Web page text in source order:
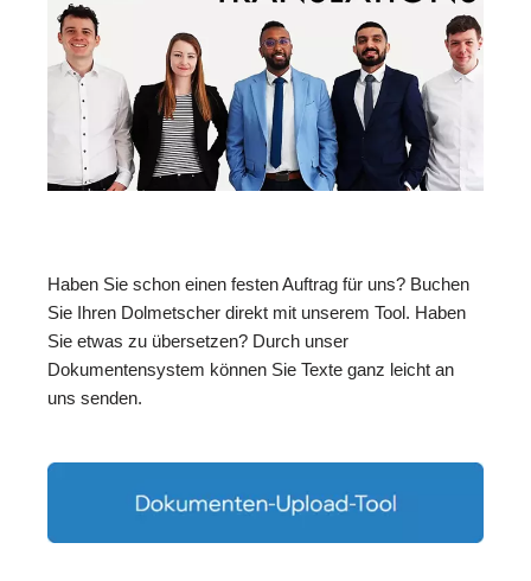
Haben Sie schon einen festen Auftrag für uns? Buchen
Sie Ihren Dolmetscher direkt mit unserem Tool. Haben
Sie etwas zu übersetzen? Durch unser
Dokumentensystem können Sie Texte ganz leicht an
uns senden.